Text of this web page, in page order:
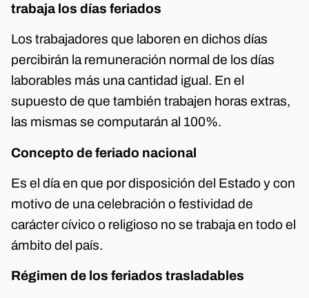
trabaja los días feriados
Los trabajadores que laboren en dichos días
percibirán la remuneración normal de los días
laborables más una cantidad igual. En el
supuesto de que también trabajen horas extras,
las mismas se computarán al 100%.
Concepto de feriado nacional
Es el día en que por disposición del Estado y con
motivo de una celebración o festividad de
carácter cívico o religioso no se trabaja en todo el
ámbito del país.
Régimen de los feriados trasladables